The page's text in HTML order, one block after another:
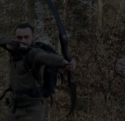
Wir freuen uns auf euren
und Jahreskarten für den